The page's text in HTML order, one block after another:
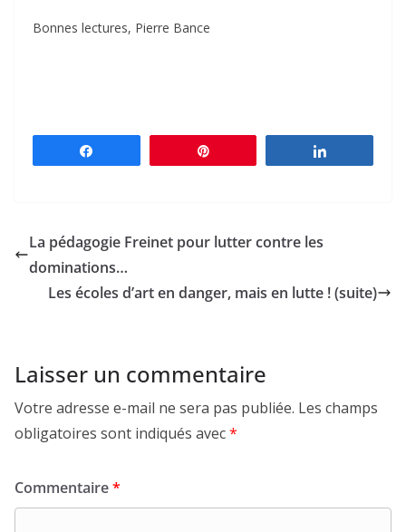
Bonnes lectures, Pierre Bance
La pédagogie Freinet pour lutter contre les
dominations…
Les écoles d’art en danger, mais en lutte ! (suite)
Laisser un commentaire
Votre adresse e-mail ne sera pas publiée. Les champs
obligatoires sont indiqués avec*
Commentaire*